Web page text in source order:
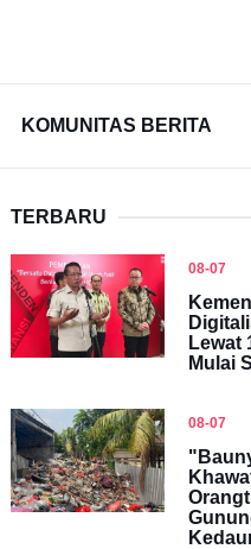
KOMUNITAS BERITA
TERBARU
08-07
Lewat
Mulai
08-07